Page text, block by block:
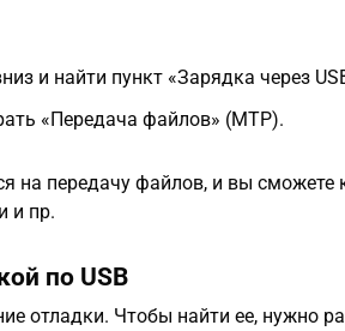
и найти пункт «Зарядка через
«Передача файлов» (MTP).
на передачу файлов, и вы сможете
и пр.
по USB
отладки. Чтобы найти ее, нужно